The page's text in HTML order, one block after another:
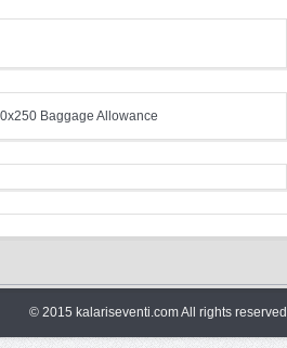
© 2015 kalariseventi.com All rights reserved